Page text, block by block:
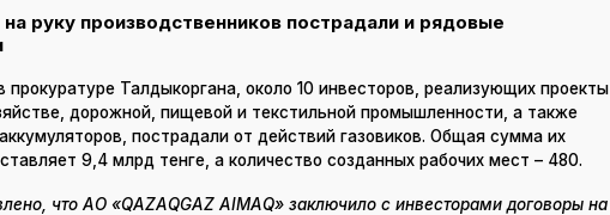
руку производственников пострадали и рядовые
прокуратуре Талдыкоргана, около 10 инвесторов, реализующих проекты
дорожной, пищевой и текстильной промышленности, а также
пострадали от действий газовиков. Общая сумма их
9,4 млрд тенге, а количество созданных рабочих мест – 480.
что АО «QAZAQGAZ AIMAQ» заключило с инвесторами договоры на